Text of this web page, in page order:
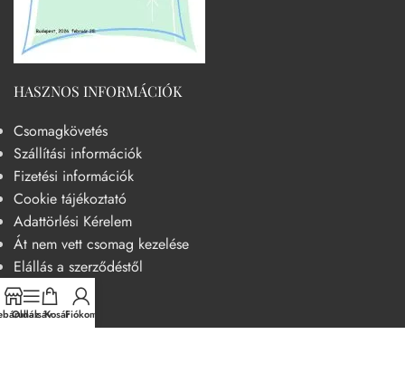
HASZNOS INFORMÁCIÓK
Csomagkövetés
Szállítási információk
Fizetési információk
Cookie tájékoztató
Adattörlési Kérelem
Át nem vett csomag kezelése
Elállás a szerződéstől
HASZNOS
OldalsávKosárFiókom